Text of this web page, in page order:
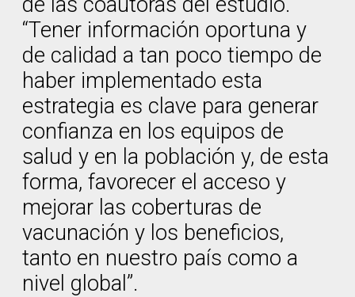
“Tener información oportuna y
de calidad a tan poco tiempo de
haber implementado esta
estrategia es clave para generar
confianza en los equipos de
salud y en la población y, de esta
forma, favorecer el acceso y
mejorar las coberturas de
vacunación y los beneficios,
tanto en nuestro país como a
nivel global”.